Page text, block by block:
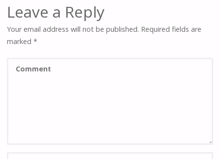
Leave a Reply
Your email address will not be published. Required fields are
marked*